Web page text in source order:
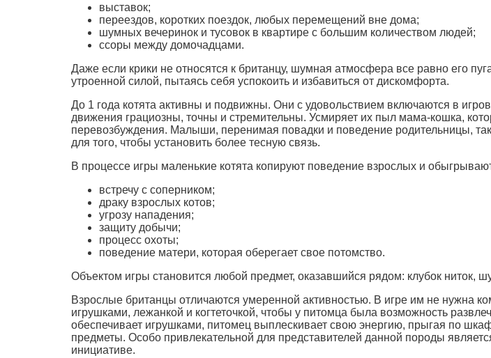
выставок;
переездов, коротких поездок, любых перемещений вне дома;
шумных вечеринок и тусовок в квартире с большим количеством людей;
ссоры между домочадцами.
Даже если крики не относятся к британцу, шумная атмосфера все равно его
утроенной силой, пытаясь себя успокоить и избавиться от дискомфорта.
До 1 года котята активны и подвижны. Они с удовольствием включаются в
движения грациозны, точны и стремительны. Усмиряет их пыл мама-кошка,
перевозбуждения. Малыши, перенимая повадки и поведение родительницы,
для того, чтобы установить более тесную связь.
В процессе игры маленькие котята копируют поведение взрослых и
встречу с соперником;
драку взрослых котов;
угрозу нападения;
защиту добычи;
процесс охоты;
поведение матери, которая оберегает свое потомство.
Объектом игры становится любой предмет, оказавшийся рядом: клубок ниток,
Взрослые британцы отличаются умеренной активностью. В игре им не нужна
игрушками, лежанкой и когтеточкой, чтобы у питомца была возможность
обеспечивает игрушками, питомец выплескивает свою энергию, прыгая по
предметы. Особо привлекательной для представителей данной породы
инициативе.